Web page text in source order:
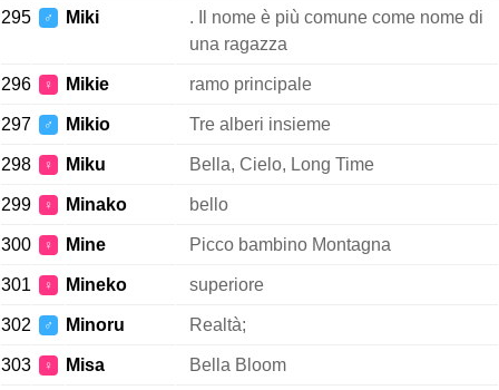
295 ♂ Miki
. Il nome è più comune come nome di
una ragazza
296 ♀ Mikie ramo principale
297 ♂ Mikio Tre alberi insieme
298 ♀ Miku Bella, Cielo, Long Time
299 ♀ Minako bello
300 ♀ Mine Picco bambino Montagna
301 ♀ Mineko superiore
302 ♂ Minoru Realtà;
303 ♀ Misa Bella Bloom